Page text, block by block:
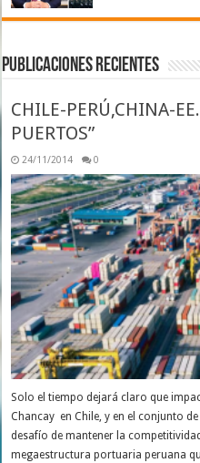
Publicaciones Recientes
CHILE-PERÚ,CHINA-
PUERTOS”
24/11/2014 0
Solo el tiempo dejará claro que
Chancay en Chile, y en el conjunto
desafío de mantener la
megaestructura portuaria peruana